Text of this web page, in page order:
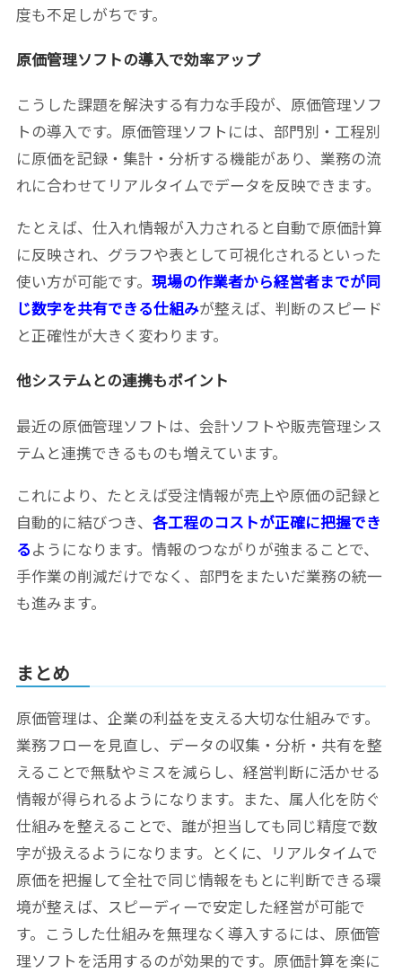
度も不足しがちです。
原価管理ソフトの導入で効率アップ
こうした課題を解決する有力な手段が、原価管理ソフ
トの導入です。原価管理ソフトには、部門別・工程別
に原価を記録・集計・分析する機能があり、業務の流
れに合わせてリアルタイムでデータを反映できます。
たとえば、仕入れ情報が入力されると自動で原価計算
に反映され、グラフや表として可視化されるといった
使い方が可能です。 現場の作業者から経営者までが同
じ数字を共有できる仕組みが整えば、判断のスピード
と正確性が大きく変わります。
他システムとの連携もポイント
最近の原価管理ソフトは、会計ソフトや販売管理シス
テムと連携できるものも増えています。
これにより、たとえば受注情報が売上や原価の記録と
自動的に結びつき、 各工程のコストが正確に把握でき
るようになります。情報のつながりが強まることで、
手作業の削減だけでなく、部門をまたいだ業務の統一
も進みます。
まとめ
原価管理は、企業の利益を支える大切な仕組みです。
業務フローを見直し、データの収集・分析・共有を整
えることで無駄やミスを減らし、経営判断に活かせる
情報が得られるようになります。また、属人化を防ぐ
仕組みを整えることで、誰が担当しても同じ精度で数
字が扱えるようになります。とくに、リアルタイムで
原価を把握して全社で同じ情報をもとに判断できる環
境が整えば、スピーディーで安定した経営が可能で
す。こうした仕組みを無理なく導入するには、原価管
理ソフトを活用するのが効果的です。原価計算を楽に